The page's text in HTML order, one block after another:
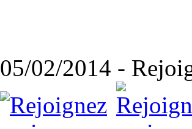
05/02/2014 -